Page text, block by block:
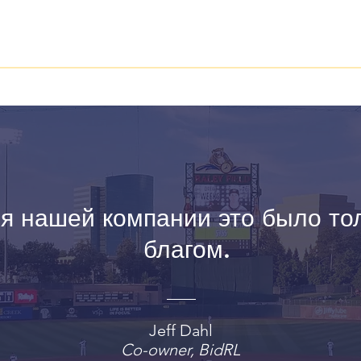
нашей компании это было
благом.
Jeff Dahl
Co-owner, BidRL